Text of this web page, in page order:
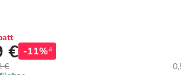
€ -11%4
€